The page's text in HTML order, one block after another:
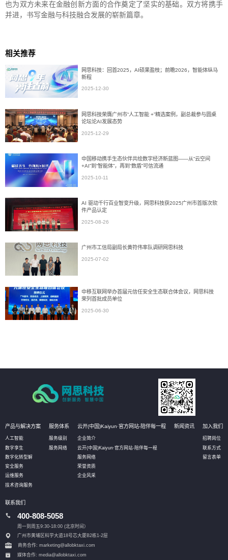
也为双方未来在金融创新方面的合作奠定了坚实的基础。双方将携手
并进，书写金融与科技融合发展的崭新篇章。
相关推荐
网思科技：回首2025，AI硕果盈枝；前瞻2026，智能体纵马
新程
2025-12-30
网思科技荣膺广州市“人工智能 +”精选案例，副总裁参与圆桌
论坛论AI发展态势
2025-12-29
中国移动携手生态伙伴共绘数字经济新蓝图——从“云空间
+AI”到“智能体”，再到“数盾”可信流通
2025-10-11
AI 驱动千行百业智变升级，网思科技获2025广州市首版次软
件产品认定
2025-08-26
广州市工信局副局长黄符伟率队调研网思科技
2025-07-02
中移互联网举办首届元信任安全生态联合体会议，网思科技
荣列首批成员单位
2025-06-30
产品与解决方案
人工智能
数字孪生
数字化转型解
安全服务
运维服务
技术咨询服务
服务体系
服务级别
服务网络
云开(中国)Kaiyun·官方网站-陪伴每一程
企业简介
云开(中国)Kaiyun·官方网站-陪伴每一程
服务网络
荣誉资质
企业风采
新闻资讯 加入我们
招聘岗位
联系方式
留言表单
联系我们
400-808-5058
周一到周五9:30-18:00 (北京时间）
广州市黄埔区科学大道18号芯大厦B2栋1-2层
商务合作: marketing@allobktaxi.com
媒体合作: media@allobktaxi.com